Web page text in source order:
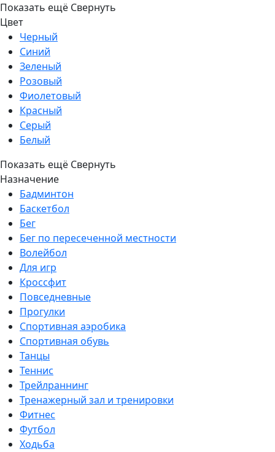
Показать ещё Свернуть
Цвет
Черный
Синий
Зеленый
Розовый
Фиолетовый
Красный
Серый
Белый
Показать ещё Свернуть
Назначение
Бадминтон
Баскетбол
Бег
Бег по пересеченной местности
Волейбол
Для игр
Кроссфит
Повседневные
Прогулки
Спортивная аэробика
Спортивная обувь
Танцы
Теннис
Трейлраннинг
Тренажерный зал и тренировки
Фитнес
Футбол
Ходьба